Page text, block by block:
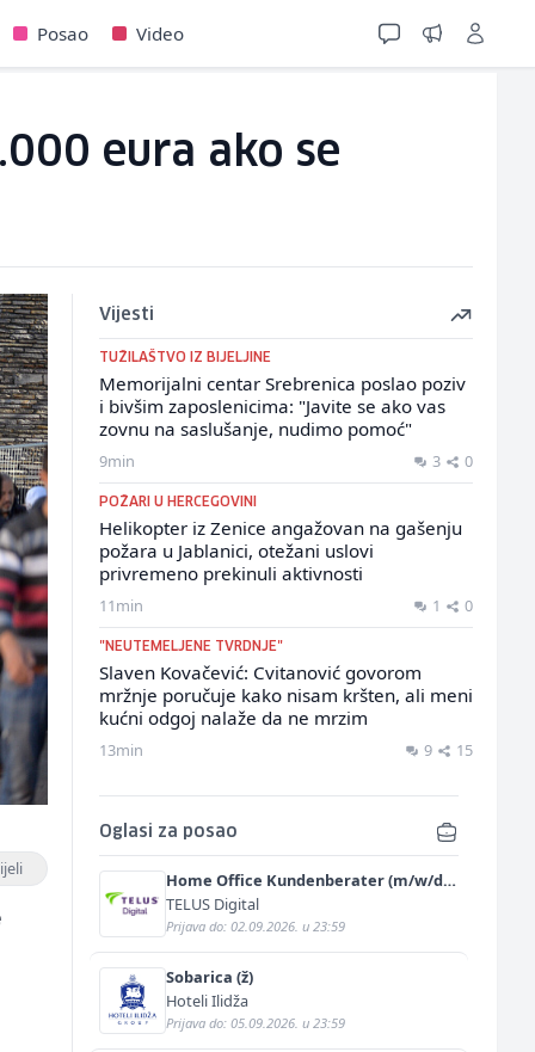
Posao Video
eura ako se
Vijesti
TUŽILAŠTVO IZ BIJELJINE
Memorijalni centar Srebrenica poslao poziv
i bivšim zaposlenicima: "Javite se ako vas
zovnu na saslušanje, nudimo pomoć"
9min 3 0
POŽARI U HERCEGOVINI
Helikopter iz Zenice angažovan na gašenju
požara u Jablanici, otežani uslovi
privremeno prekinuli aktivnosti
11min 1 0
"NEUTEMELJENE TVRDNJE"
Slaven Kovačević: Cvitanović govorom
mržnje poručuje kako nisam kršten, ali meni
kućni odgoj nalaže da ne mrzim
13min 9 15
Oglasi za posao
Home Office Kundenberater (m/w/d)
für ein renommiertes
Schuhunternehmen
TELUS Digital
Prijava do: 02.09.2026. u 23:59
Sobarica (ž)
Hoteli Ilidža
Prijava do: 05.09.2026. u 23:59